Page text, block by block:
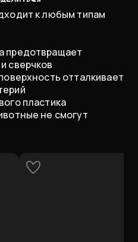
В НАЛИЧИИ
к любым типам
предотвращает
сверчков
отталкивает
пластика
не смогут